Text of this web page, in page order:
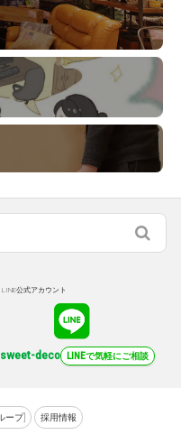
LINE公式アカウント
deco LINEで気軽にご相談
ープ] 採用情報